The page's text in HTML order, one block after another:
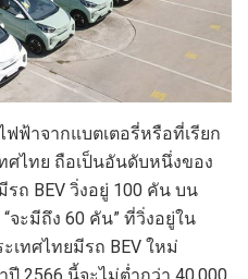
จากแบตเตอรี่หรือที่เรียก
ศไทย ถือเป็นอันดับหนึ่งของ
ถ BEV วิ่งอยู่ 100 คัน บน
จะมีถึง 60 คัน” ที่วิ่งอยู่ใน
เทศไทยมีรถ BEV ใหม่